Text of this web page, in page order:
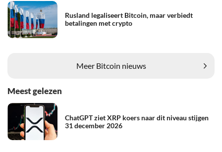
Rusland legaliseert Bitcoin, maar verbiedt
betalingen met crypto
Meer Bitcoin nieuws
Meest gelezen
ChatGPT ziet XRP koers naar dit niveau stijgen
31 december 2026